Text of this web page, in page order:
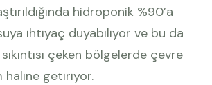
hidroponik %90’a
ihtiyaç duyabiliyor ve bu da
çeken bölgelerde çevre
getiriyor.